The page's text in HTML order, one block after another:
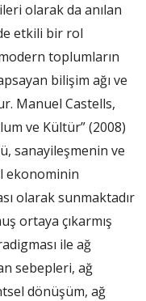
olarak da anılan
etkili bir rol
toplumların
bilişim ağı ve
Manuel Castells,
ve Kültür” (2008)
sanayileşmenin ve
ekonominin
olarak sunmaktadır
ortaya çıkarmış
ile ağ
sebepleri, ağ
dönüşüm, ağ